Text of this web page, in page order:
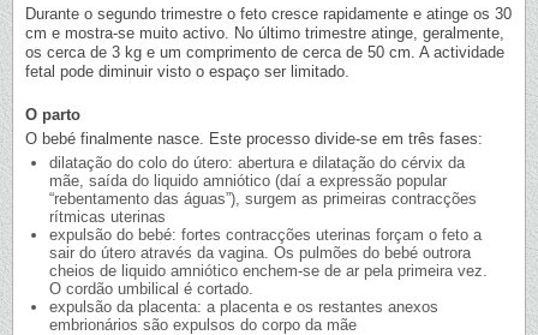
Durante o segundo trimestre o feto cresce rapidamente e atinge os 30
cm e mostra-se muito activo. No último trimestre atinge, geralmente,
os cerca de 3 kg e um comprimento de cerca de 50 cm. A actividade
fetal pode diminuir visto o espaço ser limitado.
O parto
O bebé finalmente nasce. Este processo divide-se em três fases:
dilatação do colo do útero: abertura e dilatação do cérvix da
mãe, saída do liquido amniótico (daí a expressão popular
“rebentamento das águas”), surgem as primeiras contracções
rítmicas uterinas
expulsão do bebé: fortes contracções uterinas forçam o feto a
sair do útero através da vagina. Os pulmões do bebé outrora
cheios de liquido amniótico enchem-se de ar pela primeira vez.
O cordão umbilical é cortado.
expulsão da placenta: a placenta e os restantes anexos
embrionários são expulsos do corpo da mãe